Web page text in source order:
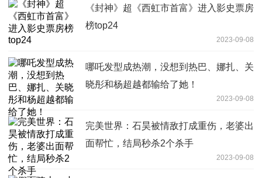
《封神》超《西虹市首富》进入影史票房
榜top24
2023-09-08
哪吒发型成热潮，没想到热巴、娜扎、关
晓彤和杨超越都输给了她！
2023-09-08
完美世界：石昊被情敌打成重伤，老婆出
面帮忙，结局秒杀2个杀手
2023-09-08